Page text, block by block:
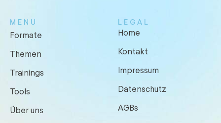
MENU
Formate
Themen
Trainings
Tools
Über uns
LEGAL
Home
Kontakt
Impressum
Datenschutz
AGBs